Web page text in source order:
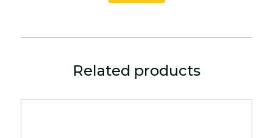
Related products